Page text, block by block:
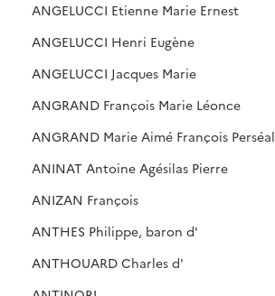
ANGELUCCI Etienne Marie Ernest
ANGELUCCI Henri Eugène
ANGELUCCI Jacques Marie
ANGRAND François Marie Léonce
ANGRAND Marie Aimé François Perséal
ANINAT Antoine Agésilas Pierre
ANIZAN François
ANTHES Philippe, baron d'
ANTHOUARD Charles d'